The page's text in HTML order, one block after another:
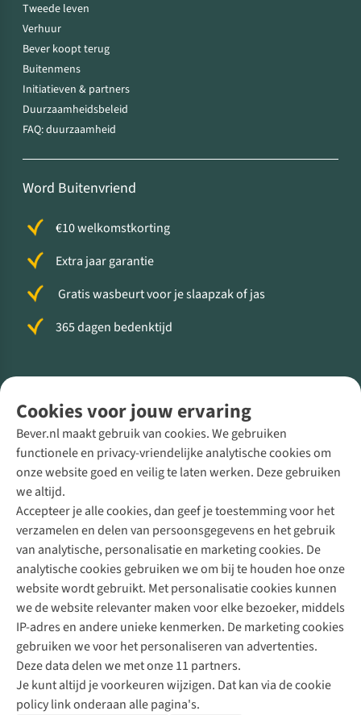
Cookies voor jouw ervaring
Bever.nl maakt gebruik van cookies. We gebruiken
functionele en privacy-vriendelijke analytische cookies om
onze website goed en veilig te laten werken. Deze gebruiken
we altijd.
Accepteer je alle cookies, dan geef je toestemming voor het
verzamelen en delen van persoonsgegevens en het gebruik
van analytische, personalisatie en marketing cookies. De
analytische cookies gebruiken we om bij te houden hoe onze
website wordt gebruikt. Met personalisatie cookies kunnen
we de website relevanter maken voor elke bezoeker, middels
IP-adres en andere unieke kenmerken. De marketing cookies
gebruiken we voor het personaliseren van advertenties.
Deze data delen we met onze 11 partners.
Je kunt altijd je voorkeuren wijzigen. Dat kan via de cookie
policy link onderaan alle pagina's.
Tweede leven
Verhuur
Bever koopt terug
Buitenmens
Initiatieven & partners
Duurzaamheidsbeleid
FAQ: duurzaamheid
Word Buitenvriend
€10 welkomstkorting
Extra jaar garantie
Gratis wasbeurt voor je slaapzak of jas
365 dagen bedenktijd
Direct advies van een Buitenexpert
+31 (0)85 888 50 88
+31 6 12 28 49 80
Contactformulier